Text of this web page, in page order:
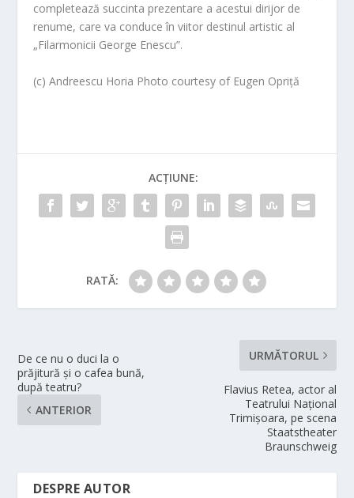
completează succinta prezentare a acestui dirijor de
renume, care va conduce în viitor destinul artistic al
„Filarmonicii George Enescu”.
(c) Andreescu Horia Photo courtesy of Eugen Opriță
ACȚIUNE:
RATĂ:
De ce nu o duci la o
prăjitură și o cafea bună,
după teatru?
ANTERIOR
URMĂTORUL
Flavius Retea, actor al
Teatrului Național
Trimișoara, pe scena
Staatstheater
Braunschweig
DESPRE AUTOR